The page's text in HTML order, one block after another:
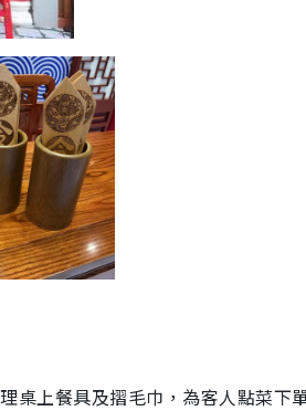
桌上餐具及摺毛巾，為客人點菜下